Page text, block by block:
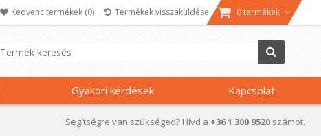
Kedvenc termékek (0) Termékek visszaküldése 0 termékek
Gyakori kérdések Kapcsolat
Segítségre van szükséged? Hívd a +36 1 300 9520számot.